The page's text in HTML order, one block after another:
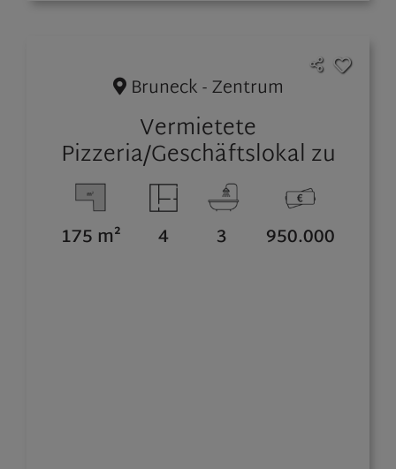
Bruneck - Zentrum
Vermietete
Pizzeria/Geschäftslokal zu
verkaufen - gute Rendite
175 m² 4 3 950.000